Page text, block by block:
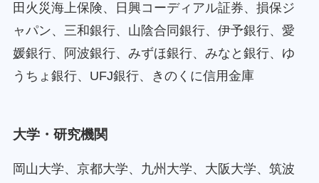
田火災海上保険、日興コーディアル証券、損保ジ
ャパン、三和銀行、山陰合同銀行、伊予銀行、愛
媛銀行、阿波銀行、みずほ銀行、みなと銀行、ゆ
うちょ銀行、UFJ銀行、きのくに信用金庫
大学・研究機関
岡山大学、京都大学、九州大学、大阪大学、筑波